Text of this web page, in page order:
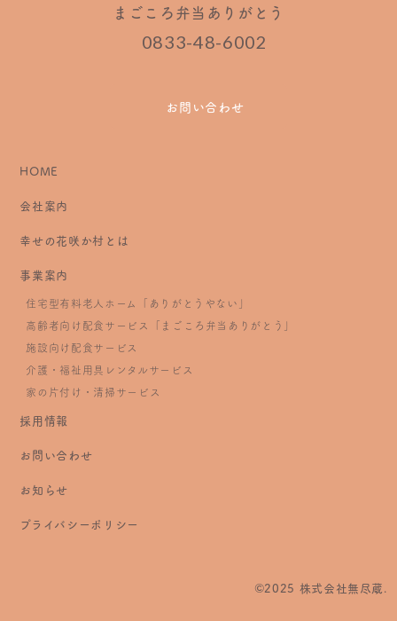
まごころ弁当ありがとう
0833-48-6002
お問い合わせ
HOME
会社案内
幸せの花咲か村とは
事業案内
住宅型有料老人ホーム「ありがとうやない」
高齢者向け配食サービス「まごころ弁当ありがとう」
施設向け配食サービス
介護・福祉用具レンタルサービス
家の片付け・清掃サービス
採用情報
お問い合わせ
お知らせ
プライバシーポリシー
©2025 株式会社無尽蔵.